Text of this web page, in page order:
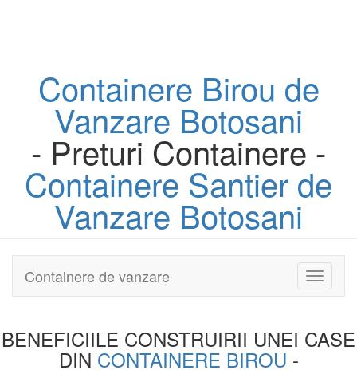
Containere Birou de
Vanzare Botosani
- Preturi Containere -
Containere Santier de
Vanzare Botosani
Toggle
Containere de vanzare
BENEFICIILE CONSTRUIRII UNEI CASE
DIN CONTAINERE BIROU -